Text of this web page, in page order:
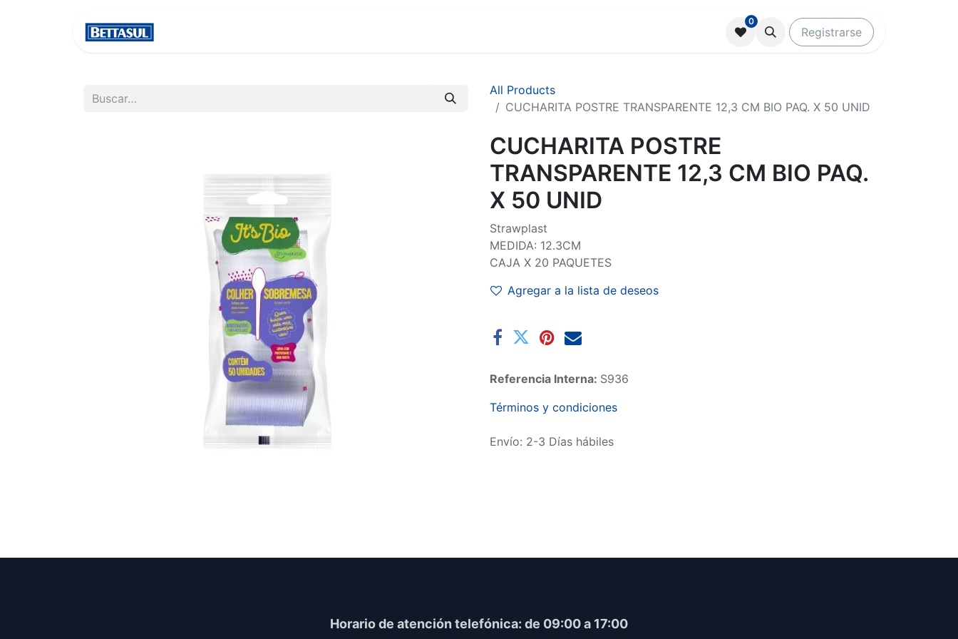
0
Registrarse
All Products
CUCHARITA POSTRE TRANSPARENTE 12,3 CM BIO PAQ. X 50 UNID
CUCHARITA POSTRE
TRANSPARENTE 12,3 CM BIO PAQ.
X 50 UNID
Strawplast
MEDIDA: 12.3CM
CAJA X 20 PAQUETES
Agregar a la lista de deseos
Referencia Interna: S936
Términos y condiciones
Envío: 2-3 Días hábiles
Horario​ de atención telefónica: de 09:00 a 17:00